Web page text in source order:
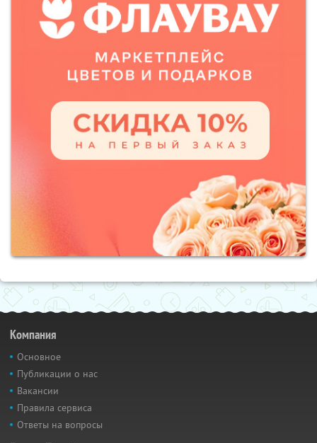
Компания
Основное
Публикации о нас
Вакансии
Правила сервиса
Ответы на вопросы